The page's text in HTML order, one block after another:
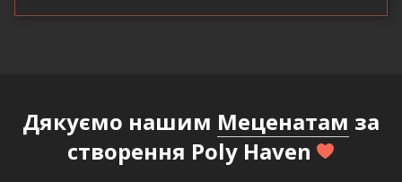
Дякуємо нашим Меценатам за
створення Poly Haven